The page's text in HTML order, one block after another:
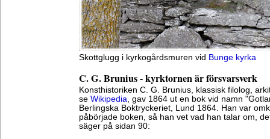
Skottglugg i kyrkogårdsmuren vid Bunge kyrka
C. G. Brunius - kyrktornen är försvarsverk
Konsthistoriken C. G. Brunius, klassisk filolog,
se Wikipedia, gav 1864 ut en bok vid namn
Berlingska Boktryckeriet, Lund 1864. Han var
påbörjade boken, så han vet vad han talar om,
säger på sidan 90: